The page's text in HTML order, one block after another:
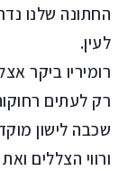
החתונה שלנו
לעין.
רומיריו ביקר
רק לעתים
שכבה לישון
ורווי הצללים